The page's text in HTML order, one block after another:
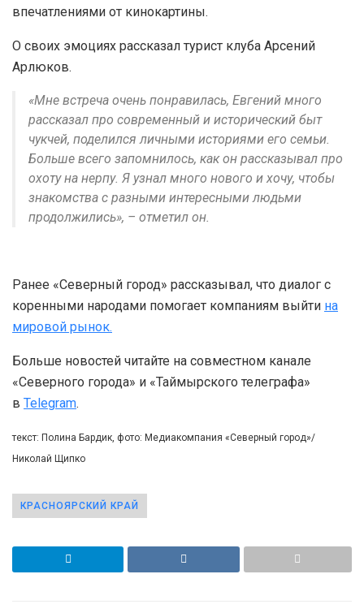
впечатлениями от кинокартины.
О своих эмоциях рассказал турист клуба Арсений
Арлюков.
«Мне встреча очень понравилась, Евгений много
рассказал про современный и исторический быт
чукчей, поделился личными историями его семьи.
Больше всего запомнилось, как он рассказывал про
охоту на нерпу. Я узнал много нового и хочу, чтобы
знакомства с разными интересными людьми
продолжились», – отметил он.
Ранее «Северный город» рассказывал, что диалог с
коренными народами помогает компаниям выйти на
мировой рынок.
Больше новостей читайте на совместном канале
«Северного города» и «Таймырского телеграфа»
в Telegram.
текст: Полина Бардик, фото: Медиакомпания «Северный город»/
Николай Щипко
КРАСНОЯРСКИЙ КРАЙ